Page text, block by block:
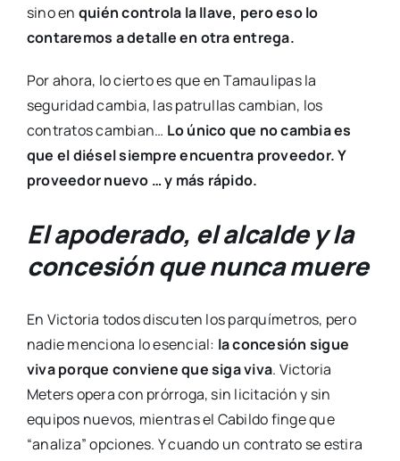
sino en quién controla la llave, pero eso lo
contaremos a detalle en otra entrega.
Por ahora, lo cierto es que en Tamaulipas la
seguridad cambia, las patrullas cambian, los
contratos cambian… Lo único que no cambia es
que el diésel siempre encuentra proveedor. Y
proveedornuevo … y más rápido.
El apoderado, el alcalde y la
concesión que nunca muere
En Victoria todos discuten los parquímetros, pero
nadie menciona lo esencial: la concesión sigue
viva porque conviene que siga viva. Victoria
Meters opera con prórroga, sin licitación y sin
equipos nuevos, mientras el Cabildo finge que
“analiza” opciones. Y cuando un contrato se estira